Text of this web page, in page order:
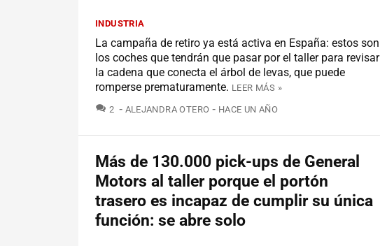
INDUSTRIA
La campaña de retiro ya está activa en España: estos son
los coches que tendrán que pasar por el taller para revisar
la cadena que conecta el árbol de levas, que puede
romperse prematuramente. LEER MÁS »
2 COMENTARIOS
ALEJANDRA OTERO HACE UN AÑO
Más de 130.000 pick-ups de General
Motors al taller porque el portón
trasero es incapaz de cumplir su única
función: se abre solo